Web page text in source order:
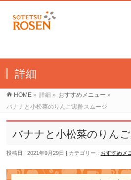
詳細
HOME » 詳細 » おすすめメニュー »
バナナと小松菜のりんご黒酢スムージ
バナナと小松菜のりん
投稿日 : 2021年9月29日 カテゴリー : おすすめメ